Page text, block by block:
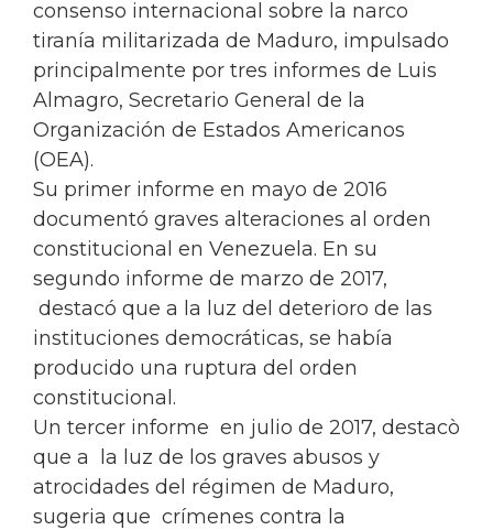
consenso internacional sobre la narco
tiranía militarizada de Maduro, impulsado
principalmente por tres informes de Luis
Almagro, Secretario General de la
Organización de Estados Americanos
(OEA).
Su primer informe en mayo de 2016
documentó graves alteraciones al orden
constitucional en Venezuela. En su
segundo informe de marzo de 2017,
destacó que a la luz del deterioro de las
instituciones democráticas, se había
producido una ruptura del orden
constitucional.
Un tercer informe en julio de 2017, destacò
que a la luz de los graves abusos y
atrocidades del régimen de Maduro,
sugeria que crímenes contra la